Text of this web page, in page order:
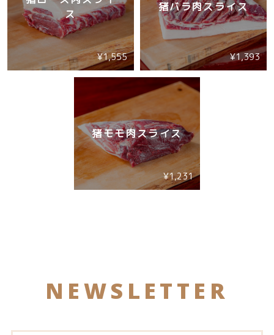
ス
¥1,555
猪バラ肉スライス
¥1,393
猪モモ肉スライス
¥1,231
NEWSLETTER